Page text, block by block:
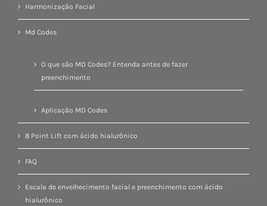
Harmonização Facial
Md Codes
O que são MD Codes? Entenda antes de fazer
preenchimento
Aplicação MD Codes
8 Point Lift com ácido hialurônico
FAQ
Escala de envelhecimento facial e preenchimento com ácido
hialurônico